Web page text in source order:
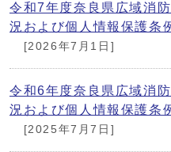
令和7年度奈良県広域消
況および個人情報保護条
[2026年7月1日]
令和6年度奈良県広域消
況および個人情報保護条
[2025年7月7日]